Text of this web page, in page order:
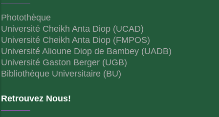
Photothèque
Université Cheikh Anta Diop (UCAD)
Université Cheikh Anta Diop (FMPOS)
Université Alioune Diop de Bambey (UADB)
Université Gaston Berger (UGB)
Bibliothèque Universitaire (BU)
Retrouvez Nous!